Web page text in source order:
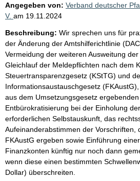
Angegeben von: Verband deutscher
V. am 19.11.2024
Beschreibung: Wir sprechen uns für
der Änderung der Amtshilferichtlinie
Vermeidung der weiteren Ausweitung der
Gleichlauf der Meldepflichten nach dem
Steuertransparenzgesetz (KStTG) und
Informationsaustauschgesetz
aus dem Umsetzungsgesetz ergebenden
Entbürokratisierung bei der Einholung
erforderlichen Selbstauskunft, das
Aufeinanderabstimmen der Vorschriften,
FKAustG ergeben sowie Einführung
Finanzkonten künftig nur noch dann
wenn diese einen bestimmten
Dollar) überschreiten.